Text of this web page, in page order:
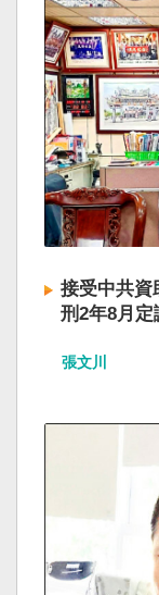
接受中共資
刑2年8月定
張文川